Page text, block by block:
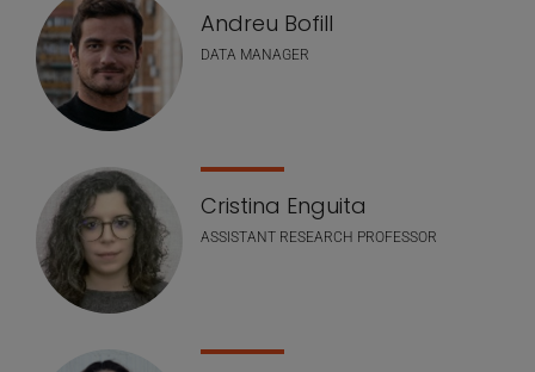
Andreu Bofill
DATA MANAGER
Cristina Enguita
ASSISTANT RESEARCH PROFESSOR